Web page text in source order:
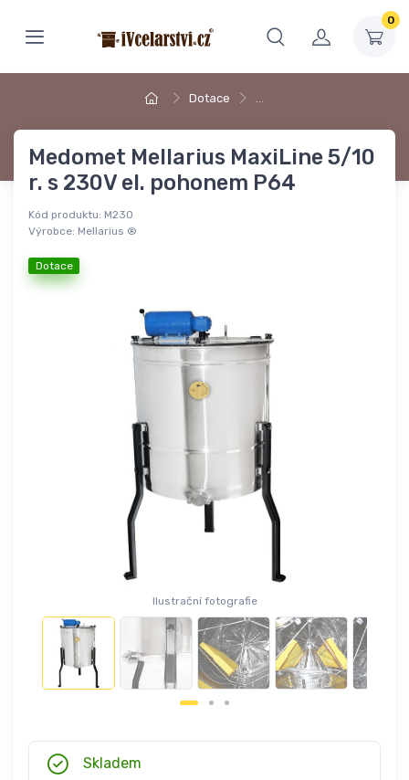
0
Dotace …
Medomet Mellarius MaxiLine 5/10
r. s 230V el. pohonem P64
Kód produktu: M230
Výrobce: Mellarius ®
Dotace
Ilustrační fotografie
Skladem